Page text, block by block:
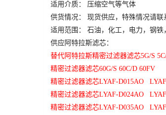
适用介质：
压缩空气等气体
供货情况：
现货供应，特殊情况请联
适用范围：
石油，化工，电力，钢
供应阿特拉斯滤芯：
替代阿特拉斯精密过滤器滤芯5G/S
精密过滤器滤芯60G/S 60C/D 60FV
精密过滤器滤芯LYAF-D015AO
精密过滤器滤芯LYAF-D024AO
精密过滤器滤芯LYAF-D035AO